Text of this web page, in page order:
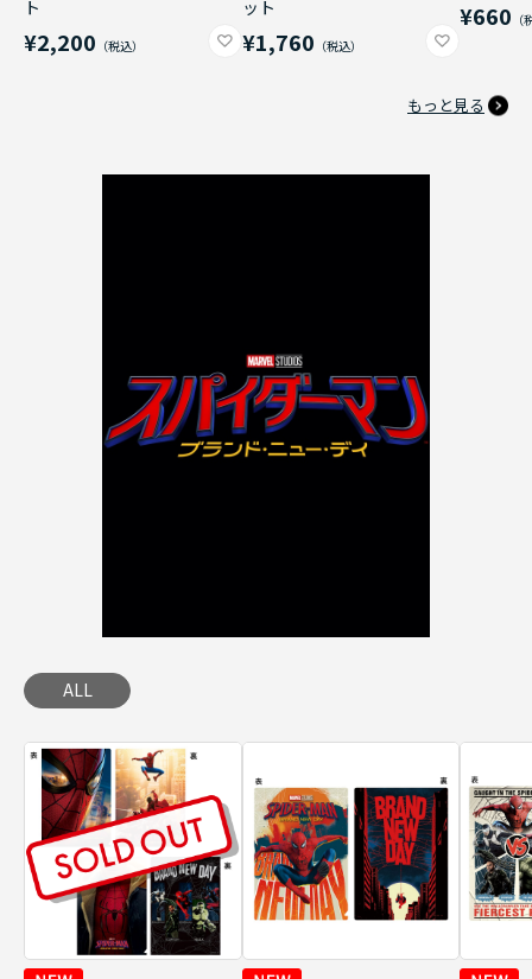
ト
¥2,200
ット
¥1,760
¥660
もっと見る
ALL